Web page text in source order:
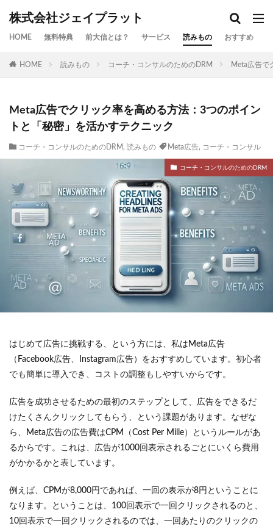
株式会社ジェイプラット
HOME 無料特典 前大信とは？ サービス 読みもの おすすめ
HOME 読みもの コーチ・コンサルのためのDRM Meta広告で
Meta広告でクリック率を高める方法：3つのポイン
トと「秘密」を活かすテクニック
コーチ・コンサルのためのDRM , 読みもの Meta広告, コーチ・コンサル
コーチ・コンサルのためのDRM
はじめて広告に挑戦する、という方には、私はMeta広告
（Facebook広告、Instagram広告）をおすすめしています。初心者
でも簡単に導入でき、コストの調整もしやすいからです。
広告を成功させるための最初のステップとして、広告をできるだ
けたくさんクリックしてもらう、という課題があります。なぜな
ら、Meta広告の広告費はCPM（Cost Per Mille）というルールがあ
るからです。これは、広告が1000回表示されるごとにいくら費用
がかかるかと表しています。
例えば、CPMが8,000円であれば、一回の表示が8円ということに
なります。ということは、100回表示で一回クリックされるのと、
10回表示で一回クリックされるのでは、一回あたりのクリックの